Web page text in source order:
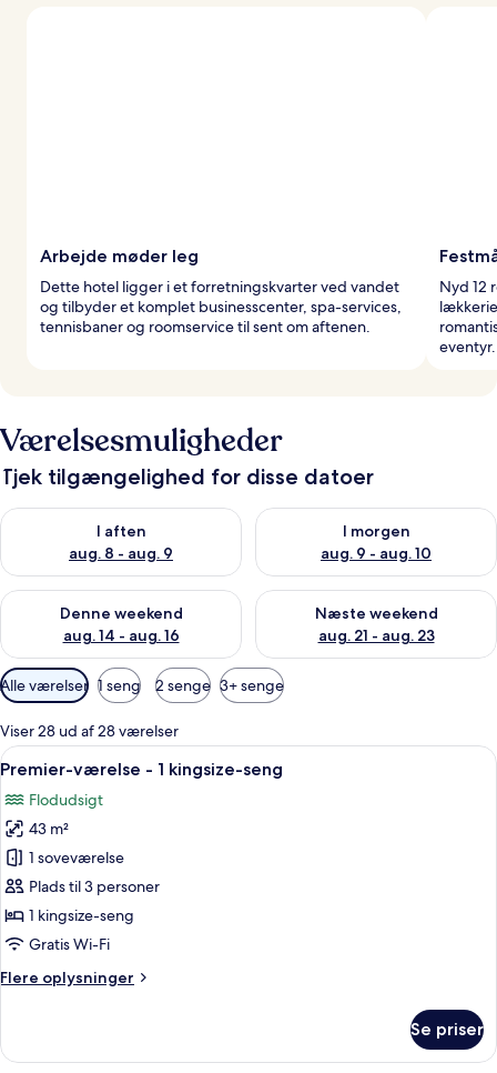
Arbejde møder leg
Dette hotel ligger i et forretningskvarter ved vandet
og tilbyder et komplet businesscenter, spa-services,
tennisbaner og roomservice til sent om aftenen.
Nyd 12
eventyr.
Værelsesmuligheder
Tjek tilgængelighed for disse datoer
I aften
aug. 8 - aug. 9
Tjek tilgængelighed for i aften aug. 8 - aug. 9
I morgen
aug. 9 - aug. 10
Tjek tilgængelighed for i
Denne weekend
aug. 14 - aug. 16
Tjek tilgængelighed for denne weekend aug. 14 - aug. 16
Næste weekend
aug. 21 - aug. 23
Tjek tilgængelighed for næste
Tilgængelige
filtre
for
værelser
Alle værelser 1 seng 2 senge 3+ senge
Viser 28 ud af 28 værelser
Indlæs
alle
billeder
af
Premier-
værelse
-
1
seng
Et rummeligt hotelværelse med en
6
Premier-værelse - 1 kingsize-seng
Flodudsigt
43 m²
1 soveværelse
Plads til 3 personer
1 kingsize-seng
Gratis Wi-Fi
Flere oplysninger
Flere
værelse
Se priser